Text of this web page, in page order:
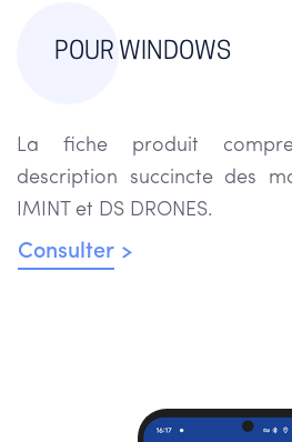
POUR WINDOWS
La fiche produit
description succincte des
IMINT et DS DRONES.
Consulter